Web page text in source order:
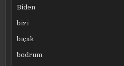
Biden
bizi
bıçak
bodrum